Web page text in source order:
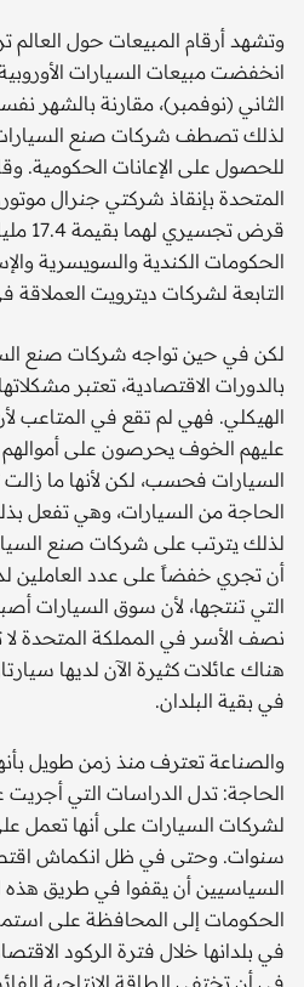
وتشهد أرقام المبيعات حول العالم
انخفضت مبيعات السيارات
الثاني (نوفمبر)، مقارنة بالشهر
لذلك تصطف شركات صنع
للحصول على الإعانات الحكومية.
المتحدة بإنقاذ شركتي جنرال
قرض
الحكومات الكندية والسويسرية
التابعة لشركات ديترويت العملاقة
لكن في حين تواجه شركات صنع
بالدورات الاقتصادية، تعتبر
الهيكلي. فهي لم تقع في المتاعب
عليهم الخوف يحرصون على أموالهم
السيارات فحسب، لكن لأنها ما
الحاجة من السيارات، وهي تفعل
لذلك يترتب على شركات صنع
أن تجري خفضاً على عدد العاملين
نصف الأسر في المملكة المتحدة لا
هناك عائلات كثيرة الآن لديها
في بقية البلدان.
والصناعة تعترف منذ زمن طويل
الحاجة: تدل الدراسات التي أجريت
لشركات السيارات على أنها تعمل
سنوات. وحتى في ظل انكماش
السياسيين أن يقفوا في طريق هذه
الحكومات إلى المحافظة على
في بلدانها خلال فترة الركود